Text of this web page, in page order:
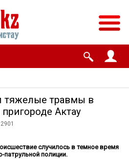
тяжелые травмы в
Актау
2901
случилось в темное время
полиции.